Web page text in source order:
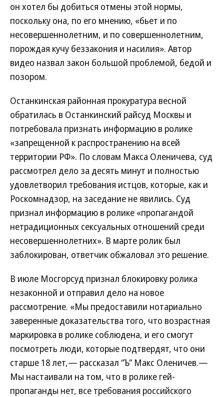
он хотел бы добиться отмены этой нормы,
поскольку она, по его мнению, «бьет и по
несовершеннолетним, и по совершеннолетним,
порождая кучу беззакония и насилия». Автор
видео назвал закон большой проблемой, бедой и
позором.
Останкинская районная прокуратура весной
обратилась в Останкинский райсуд Москвы и
потребовала признать информацию в ролике
«запрещенной к распространению на всей
территории РФ». По словам Макса Оленичева, суд
рассмотрел дело за десять минут и полностью
удовлетворил требования истцов, которые, как и
Роскомнадзор, на заседание не явились. Суд
признал информацию в ролике «пропагандой
нетрадиционных сексуальных отношений среди
несовершеннолетних». В марте ролик был
заблокирован, ответчик обжаловал это решение.
В июле Мосгорсуд признал блокировку ролика
незаконной и отправил дело на новое
рассмотрение. «Мы предоставили нотариально
заверенные доказательства того, что возрастная
маркировка в ролике соблюдена, и его смогут
посмотреть люди, которые подтвердят, что они
старше 18 лет,— рассказал “Ъ” Макс Оленичев.—
Мы настаивали на том, что в ролике гей-
пропаганды нет, все требования российского